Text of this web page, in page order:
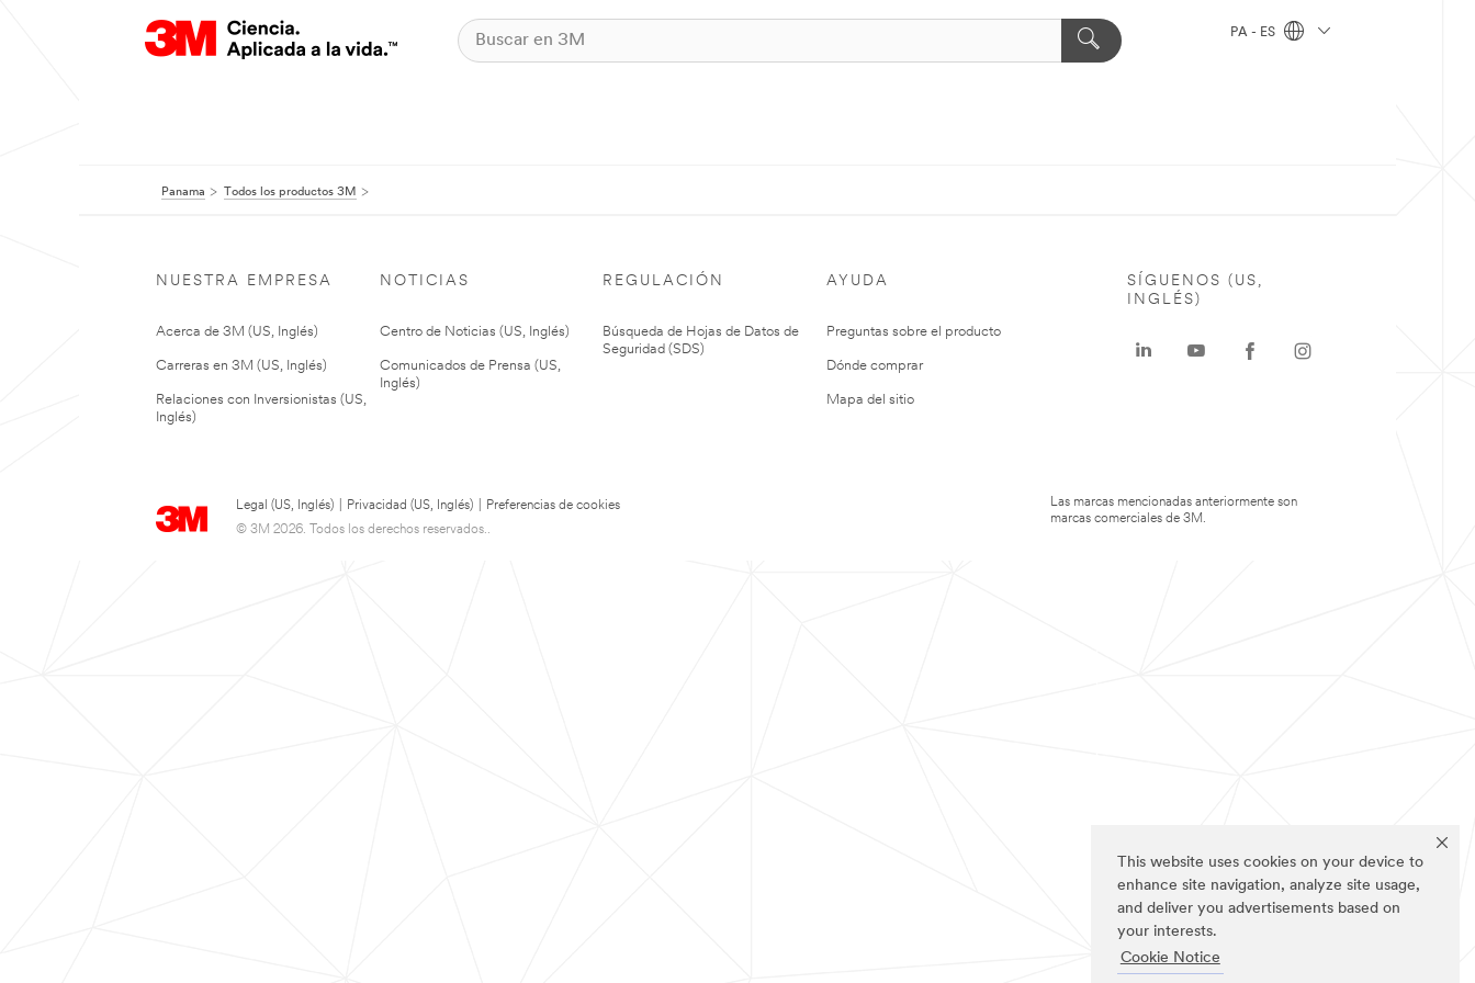
This website uses cookies on your device to
enhance site navigation, analyze site usage,
and deliver you advertisements based on
your interests.
Cookie Notice
PA - ES
Panama Todos los productos 3M
NUESTRA EMPRESA
Acerca de 3M (US, Inglés)
Carreras en 3M (US, Inglés)
Relaciones con Inversionistas (US,
Inglés)
NOTICIAS
Centro de Noticias (US, Inglés)
Comunicados de Prensa (US,
Inglés)
REGULACIÓN
Búsqueda de Hojas de Datos de
Seguridad (SDS)
AYUDA
Preguntas sobre el producto
Dónde comprar
Mapa del sitio
Legal (US, Inglés) Privacidad (US, Inglés)
Preferencias de cookies
© 3M 2026. Todos los derechos reservados..
SÍGUENOS (US,
INGLÉS)
Las marcas mencionadas anteriormente son
marcas comerciales de 3M.